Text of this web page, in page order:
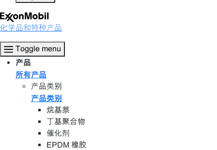
化学品和特种产品
Toggle menu
产品
所有产品
产品类别
产品类别
烷基萘
丁基聚合物
催化剂
EPDM 橡胶